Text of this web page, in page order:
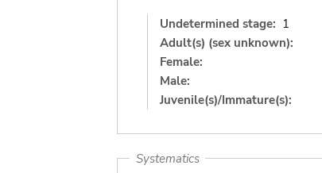
Undetermined stage: 1
Adult(s) (sex unknown):
Female:
Male:
Juvenile(s)/Immature(s):
Systematics